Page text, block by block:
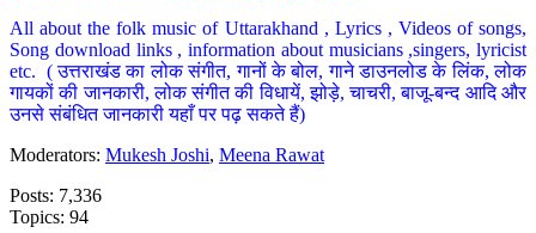
All about the folk music of Uttarakhand , Lyrics , Videos of songs,
Song download links , information about musicians ,singers, lyricist
etc. ( उत्तराखंड का लोक संगीत, गानों के बोल, गाने डाउनलोड के लिंक, लोक
गायकों की जानकारी, लोक संगीत की विधायें, झोड़े, चाचरी, बाजू-बन्द आदि और
उनसे संबंधित जानकारी यहाँ पर पढ़ सकते हैं)
Moderators: Mukesh Joshi, Meena Rawat
Posts: 7,336
Topics: 94